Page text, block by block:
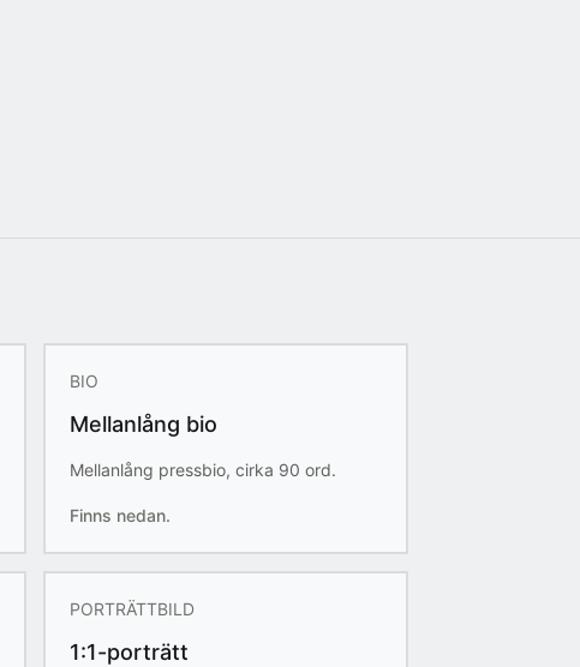
BIO
Mellanlång bio
Mellanlång pressbio, cirka 90 ord.
Finns nedan.
PORTRÄTTBILD
1:1-porträtt